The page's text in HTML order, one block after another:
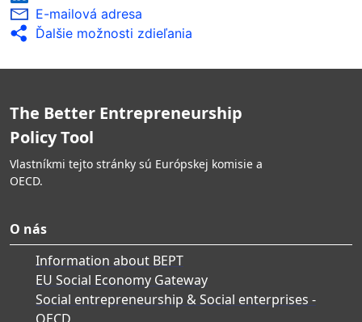
E-mailová adresa
Ďalšie možnosti zdieľania
The Better Entrepreneurship
Policy Tool
Vlastníkmi tejto stránky sú Európskej komisie a
OECD.
O nás
Information about BEPT
EU Social Economy Gateway
Social entrepreneurship & Social enterprises -